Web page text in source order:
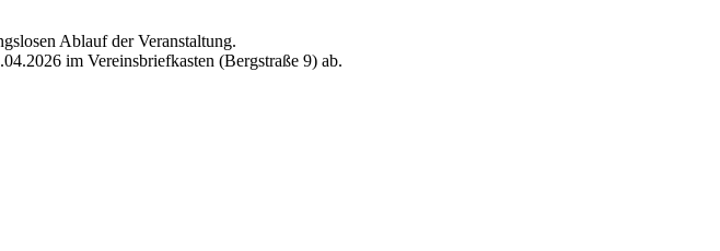
Ablauf der Veranstaltung.
im Vereinsbriefkasten (Bergstraße 9) ab.